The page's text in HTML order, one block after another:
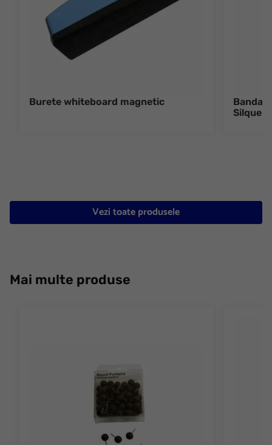
Burete whiteboard magnetic
Banda
Silque
Vezi toate produsele
Mai multe produse